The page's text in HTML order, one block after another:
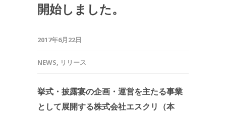
開始しました。
2017年6月22日
NEWS, リリース
挙式・披露宴の企画・運営を主たる事業
として展開する株式会社エスクリ（本